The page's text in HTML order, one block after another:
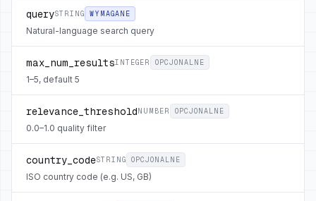
querySTRING WYMAGANE
Natural-language search query
max_num_resultsINTEGER OPCJONALNE
1–5, default 5
relevance_threshold NUMBER OPCJONALNE
0.0–1.0 quality filter
country_codeSTRING OPCJONALNE
ISO country code (e.g. US, GB)